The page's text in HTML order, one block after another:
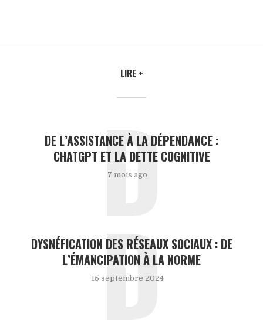
LIRE +
DE L’ASSISTANCE À LA DÉPENDANCE :
CHATGPT ET LA DETTE COGNITIVE
7 mois ago
D
DYSNÉFICATION DES RÉSEAUX SOCIAUX : DE
L’ÉMANCIPATION À LA NORME
15 septembre 2024
D